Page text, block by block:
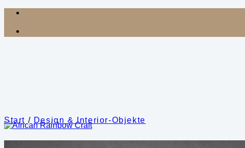
Zum
springen
Start / Design & Interior-Objekte